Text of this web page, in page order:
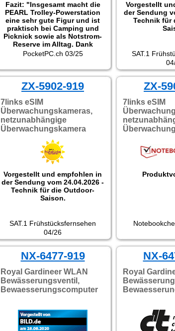
Fazit: "Insgesamt macht die
PEARL Trolley-Powerstation
eine sehr gute Figur und ist
praktisch bei Camping und
Picknick sowie als Notstrom-
Reserve im Alltag. Dank
moderner LiFePO4-
nicht nur lange an, sondern
der Akku selbst kann auch
längere Zeit gut und mit viel
Leistung genutzt werden.
Zudem ermöglicht Lithium-
Eisenphospor eben auch
grosse Spannungsspitzen, so
das man selbst die Kühltruhe,
die Bohrmaschine oder den
Staubsauger darüber
betreiben kann."
PocketPC.ch 03/25
Vorgestellt
der Sendung
Technik für
SAT.1
ZX-5902-919
7links eSIM
Überwachungskameras,
netzunabhängige
Überwachungskamera
Vorgestellt und empfohlen in
der Sendung vom 24.04.2026 -
Technik für die Outdoor-
Saison.
SAT.1 Frühstücksfernsehen
04/26
ZX-
7links eSIM
NX-6477-919
Royal Gardineer WLAN
Bewässerungsventil,
Bewaesserungscomputer
NX-
Royal